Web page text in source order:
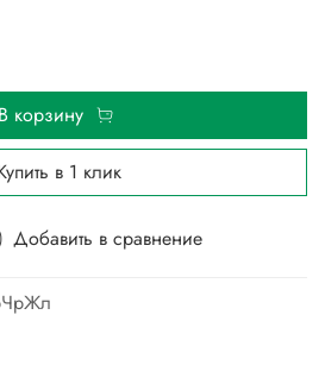
Добавить в сравнение
В корзину
в 1 клик